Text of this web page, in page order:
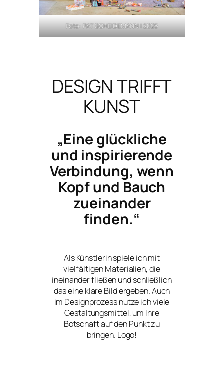
Foto: PAT SCHEIDEMANN | 2025
DESIGN TRIFFT
KUNST
„Eine glückliche
und inspirierende
Verbindung, wenn
Kopf und Bauch
zueinander
finden.“
Als Künstlerin spiele ich mit
vielfältigen Materialien, die
ineinander fließen und schließlich
das eine klare Bild ergeben. Auch
im Designprozess nutze ich viele
Gestaltungsmittel, um Ihre
Botschaft auf den Punkt zu
bringen. Logo!